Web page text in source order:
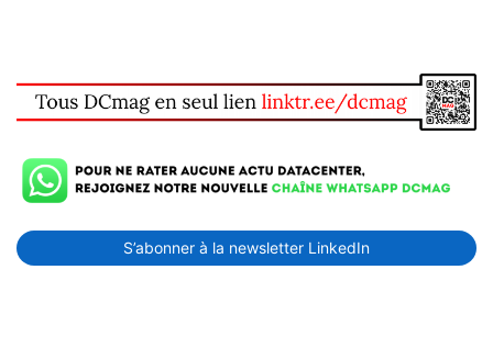
S’abonner à la newsletter LinkedIn